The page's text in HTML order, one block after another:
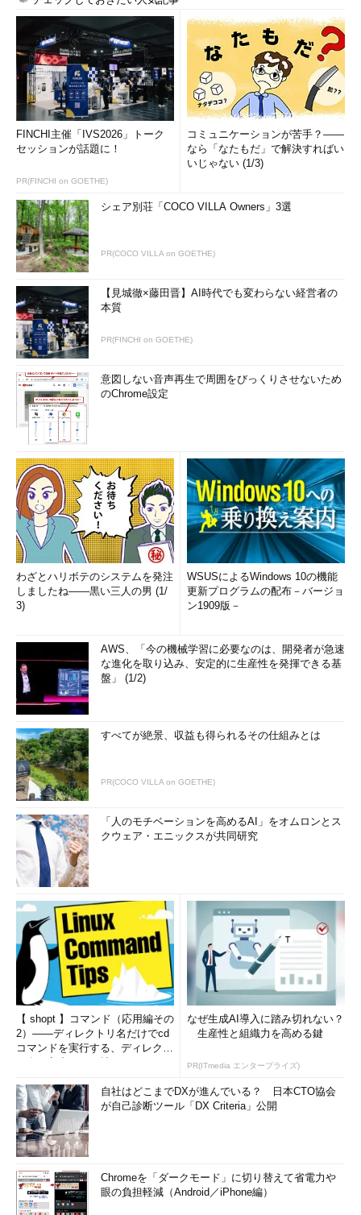
FINCHI主催「IVS2026」トーク
セッションが話題に！
PR(FINCHI on GOETHE)
コミュニケーションが苦手？――
なら「なたもだ」で解決すればい
いじゃない (1/3)
シェア別荘「COCO VILLA Owners」3選
PR(COCO VILLA on GOETHE)
【見城徹×藤田晋】AI時代でも変わらない経営者の
本質
PR(FINCHI on GOETHE)
意図しない音声再生で周囲をびっくりさせないため
のChrome設定
わざとハリボテのシステムを発注
しましたね――黒い三人の男 (1/
3)
WSUSによるWindows 10の機能
更新プログラムの配布－バージョ
ン1909版－
AWS、「今の機械学習に必要なのは、開発者が急速
な進化を取り込み、安定的に生産性を発揮できる基
盤」 (1/2)
すべてが絶景、収益も得られるその仕組みとは
PR(COCO VILLA on GOETHE)
「人のモチベーションを高めるAI」をオムロンとス
クウェア・エニックスが共同研究
【 shopt 】コマンド（応用編その
2）――ディレクトリ名だけでcd
コマンドを実行する、ディレクト
なぜ生成AI導入に踏み切れない？
生産性と組織力を高める鍵
PR(ITmedia エンタープライズ)
自社はどこまでDXが進んでいる？ 日本CTO協会
が自己診断ツール「DX Criteria」公開
Chromeを「ダークモード」に切り替えて省電力や
眼の負担軽減（Android／iPhone編）